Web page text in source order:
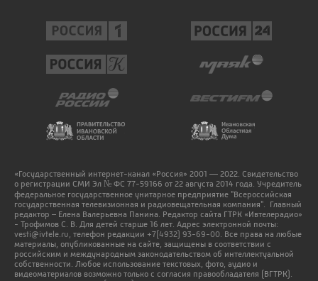
«Государственный интернет-канал «Россия» 2001 — 2022. Свидетельство
о регистрации СМИ Эл № ФС 77-59166 от 22 августа 2014 года. Учредитель
федеральное государственное унитарное предприятие "Всероссийская
государственная телевизионная и радиовещательная компания". Главный
редактор – Елена Валерьевна Панина. Редактор сайта ГТРК «Ивтелерадио»
- Трофимов С. В. Для детей старше 16 лет. Адрес электронной почты:
vesti@ivtele.ru , телефон редакции +7(4932) 93-69-00 . Все права на любые
материалы, опубликованные на сайте, защищены в соответствии с
российским и международным законодательством об интеллектуальной
собственности. Любое использование текстовых, фото, аудио и
видеоматериалов возможно только с согласия правообладателя (ВГТРК).